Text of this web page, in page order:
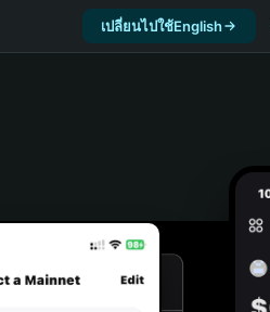
เปลี่ยนไปใช้English